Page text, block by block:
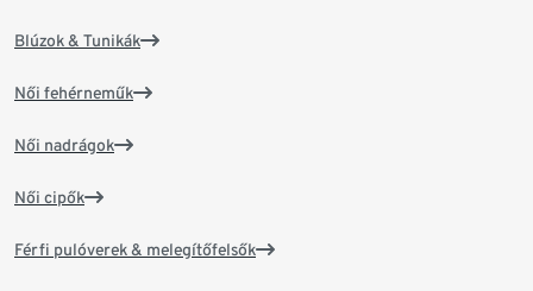
Blúzok & Tunikák
Női fehérneműk
Női nadrágok
Női cipők
Férfi pulóverek & melegítőfelsők